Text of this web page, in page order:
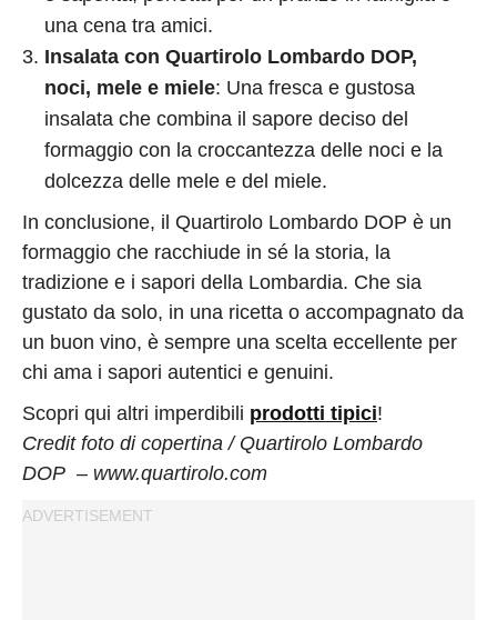
una cena tra amici.
Insalata con Quartirolo Lombardo DOP,
noci, mele e miele: Una fresca e gustosa
insalata che combina il sapore deciso del
formaggio con la croccantezza delle noci e la
dolcezza delle mele e del miele.
In conclusione, il Quartirolo Lombardo DOP è un
formaggio che racchiude in sé la storia, la
tradizione e i sapori della Lombardia. Che sia
gustato da solo, in una ricetta o accompagnato da
un buon vino, è sempre una scelta eccellente per
chi ama i sapori autentici e genuini.
Scopri qui altri imperdibili prodotti tipici!
Credit foto di copertina / Quartirolo Lombardo
DOP – www.quartirolo.com